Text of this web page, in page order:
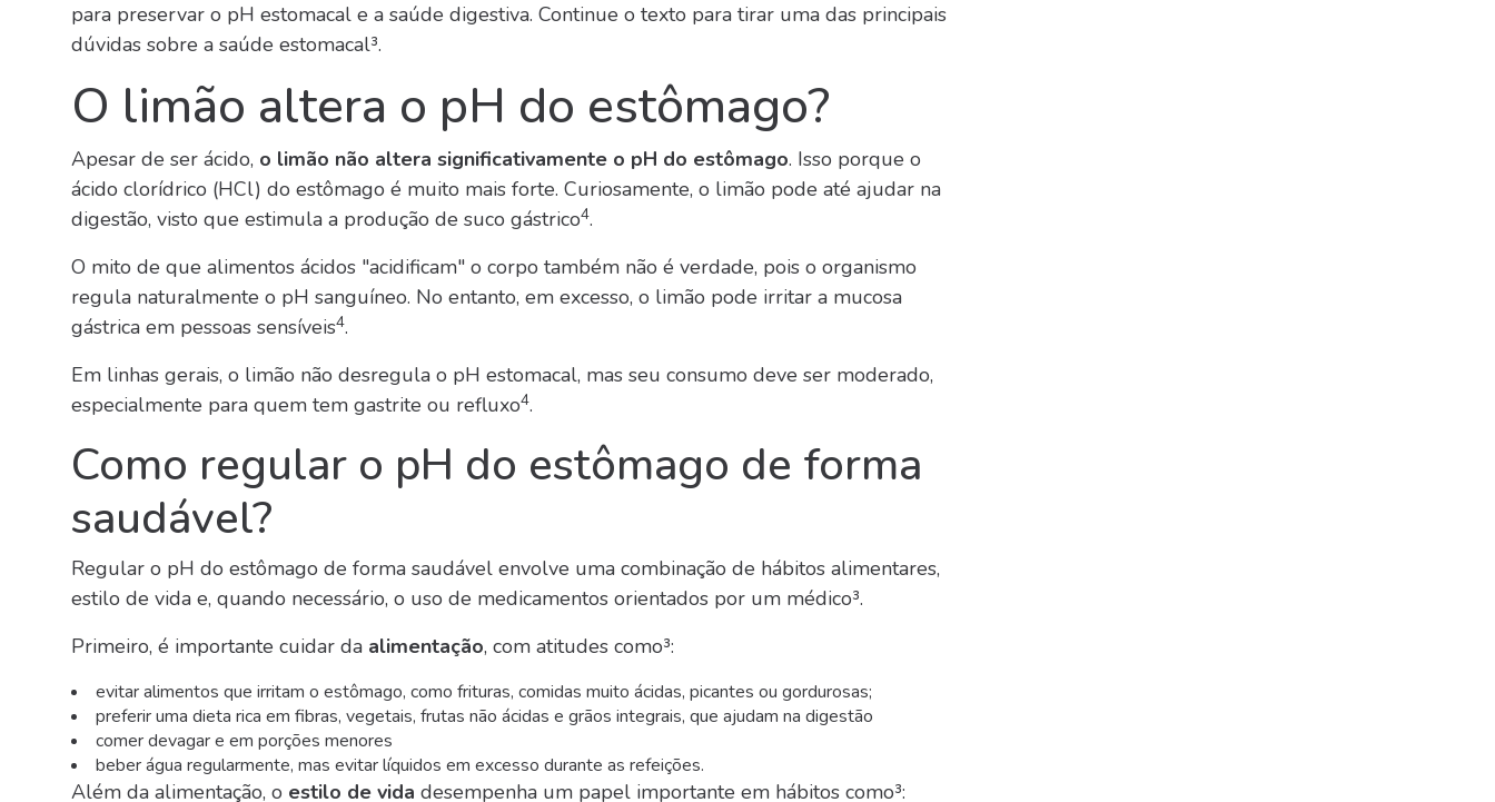
para preservar o pH estomacal e a saúde digestiva. Continue o texto para tirar uma das principais
dúvidas sobre a saúde estomacal³.
O limão altera o pH do estômago?
Apesar de ser ácido, o limão não altera significativamente o pH do estômago. Isso porque o
ácido clorídrico (HCl) do estômago é muito mais forte. Curiosamente, o limão pode até ajudar na
digestão, visto que estimula a produção de suco gástrico4.
O mito de que alimentos ácidos "acidificam" o corpo também não é verdade, pois o organismo
regula naturalmente o pH sanguíneo. No entanto, em excesso, o limão pode irritar a mucosa
gástrica em pessoas sensíveis4.
Em linhas gerais, o limão não desregula o pH estomacal, mas seu consumo deve ser moderado,
especialmente para quem tem gastrite ou refluxo4.
Como regular o pH do estômago de forma
saudável?
Regular o pH do estômago de forma saudável envolve uma combinação de hábitos alimentares,
estilo de vida e, quando necessário, o uso de medicamentos orientados por um médico³.
Primeiro, é importante cuidar da alimentação, com atitudes como³:
evitar alimentos que irritam o estômago, como frituras, comidas muito ácidas, picantes ou gordurosas;
preferir uma dieta rica em fibras, vegetais, frutas não ácidas e grãos integrais, que ajudam na digestão
comer devagar e em porções menores
beber água regularmente, mas evitar líquidos em excesso durante as refeições.
Além da alimentação, o estilo de vida desempenha um papel importante em hábitos como³: